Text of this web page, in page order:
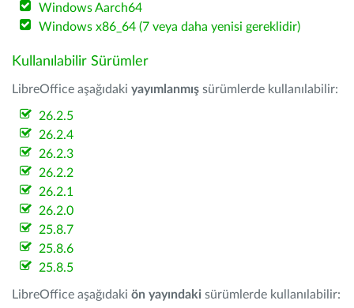
Windows Aarch64
Windows x86_64 (7 veya daha yenisi gereklidir)
Kullanılabilir Sürümler
LibreOffice aşağıdaki yayımlanmış sürümlerde kullanılabilir:
26.2.5
26.2.4
26.2.3
26.2.2
26.2.1
26.2.0
25.8.7
25.8.6
25.8.5
LibreOffice aşağıdaki ön yayındaki sürümlerde kullanılabilir: